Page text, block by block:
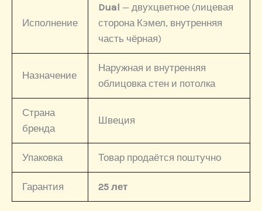
Исполнение
Dual — двухцветное (лицевая
сторона Кэмел, внутренняя
часть чёрная)
Назначение
Наружная и внутренняя
облицовка стен и потолка
Страна
бренда
Швеция
Упаковка Товар продаётся поштучно
Гарантия 25 лет